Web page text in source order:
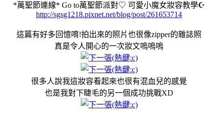
*萬聖節連線* Go to萬聖節派對♡ 可愛小魔女妝容教學☪
http://sgsg1218.pixnet.net/blog/post/261653714
這篇有好多回憶唷!拍出來的照片也很像zipper的雜誌照
真是令人開心的一次妝文嗚嗚嗚
很多人說我這妝容看起來也很有混血兒的感覺
也是我對下睫毛的另一個成功挑戰XD